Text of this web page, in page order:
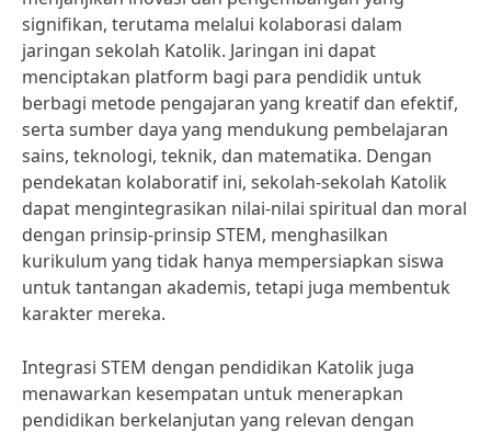
signifikan, terutama melalui kolaborasi dalam
jaringan sekolah Katolik. Jaringan ini dapat
menciptakan platform bagi para pendidik untuk
berbagi metode pengajaran yang kreatif dan efektif,
serta sumber daya yang mendukung pembelajaran
sains, teknologi, teknik, dan matematika. Dengan
pendekatan kolaboratif ini, sekolah-sekolah Katolik
dapat mengintegrasikan nilai-nilai spiritual dan moral
dengan prinsip-prinsip STEM, menghasilkan
kurikulum yang tidak hanya mempersiapkan siswa
untuk tantangan akademis, tetapi juga membentuk
karakter mereka.
Integrasi STEM dengan pendidikan Katolik juga
menawarkan kesempatan untuk menerapkan
pendidikan berkelanjutan yang relevan dengan